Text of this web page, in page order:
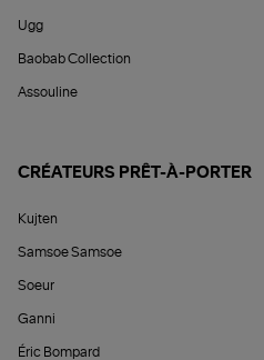
Ugg
Baobab Collection
Assouline
CRÉATEURS PRÊT-À-PORTER
Kujten
Samsoe Samsoe
Soeur
Ganni
Éric Bompard